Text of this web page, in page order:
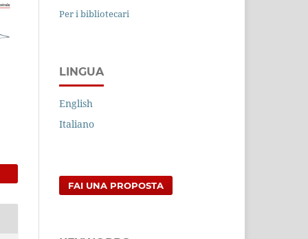
Per i bibliotecari
LINGUA
English
Italiano
FAI UNA PROPOSTA